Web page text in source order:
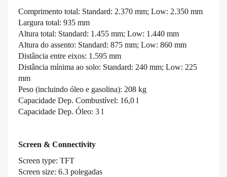
Comprimento total: Standard: 2.370 mm; Low: 2.350 mm
Largura total: 935 mm
Altura total: Standard: 1.455 mm; Low: 1.440 mm
Altura do assento: Standard: 875 mm; Low: 860 mm
Distância entre eixos: 1.595 mm
Distância mínima ao solo: Standard: 240 mm; Low: 225
mm
Peso (incluindo óleo e gasolina): 208 kg
Capacidade Dep. Combustível: 16,0 l
Capacidade Dep. Óleo: 3 l
Screen & Connectivity
Screen type: TFT
Screen size: 6.3 polegadas